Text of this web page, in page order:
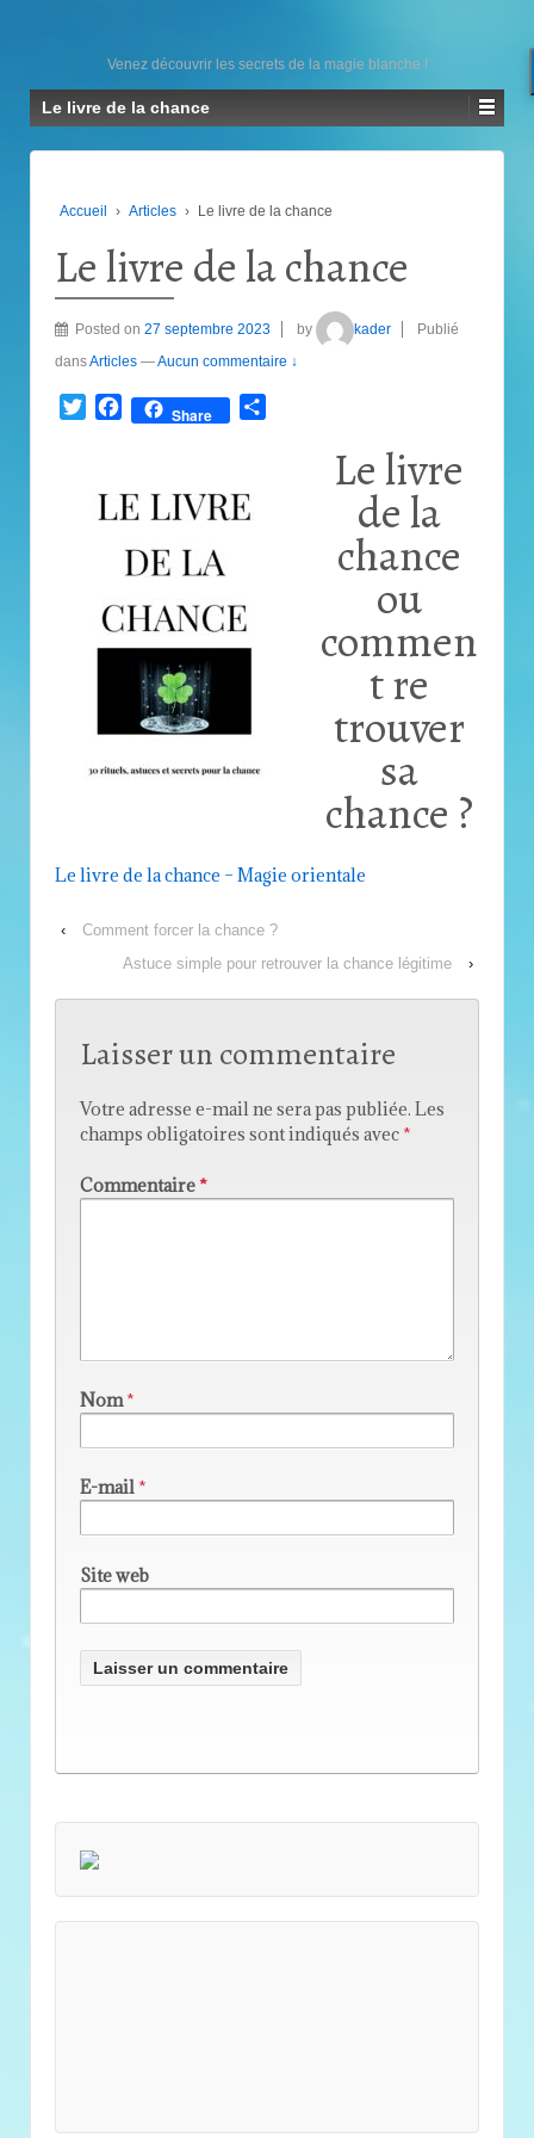
Venez découvrir les secrets de la magie blanche !
Le livre de la chance
Accueil › Articles › Le livre de la chance
Le livre de la chance
Posted on 27 septembre 2023 by kader
Publié
dansArticles —Aucun commentaire ↓
TwitterFacebook
Share
Le livre
de la
chance
ou
commen
t re
trouver
sa
chance ?
Le livre de la chance – Magie orientale
‹
Comment forcer la chance ?
Astuce simple pour retrouver la chance légitime
›
Laisser un commentaire
Votre adresse e-mail ne sera pas publiée. Les
champs obligatoires sont indiqués avec *
Commentaire*
Nom*
E-mail*
Site web